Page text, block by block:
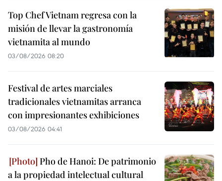
Top Chef Vietnam regresa con la
misión de llevar la gastronomía
vietnamita al mundo
03/08/2026 08:20
Festival de artes marciales
tradicionales vietnamitas arranca
con impresionantes exhibiciones
03/08/2026 04:41
Pho de Hanoi: De patrimonio
a la propiedad intelectual cultural